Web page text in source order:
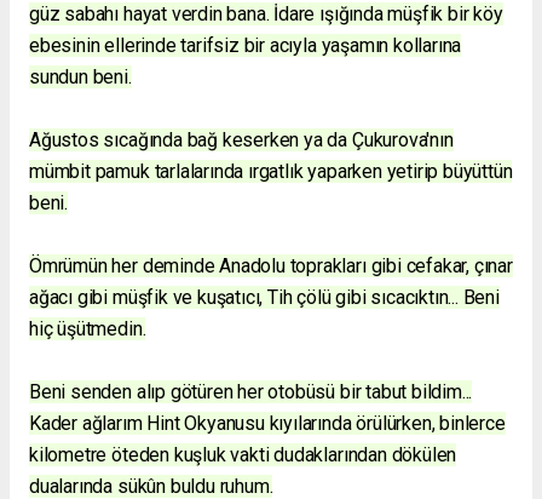
güz sabahı hayat verdin bana. İdare ışığında müşfik bir köy
ebesinin ellerinde tarifsiz bir acıyla yaşamın kollarına
sundun beni.
Ağustos sıcağında bağ keserken ya da Çukurova'nın
mümbit pamuk tarlalarında ırgatlık yaparken yetirip büyüttün
beni.
Ömrümün her deminde Anadolu toprakları gibi cefakar, çınar
ağacı gibi müşfik ve kuşatıcı, Tih çölü gibi sıcacıktın... Beni
hiç üşütmedin.
Beni senden alıp götüren her otobüsü bir tabut bildim...
Kader ağlarım Hint Okyanusu kıyılarında örülürken, binlerce
kilometre öteden kuşluk vakti dudaklarından dökülen
dualarında sükûn buldu ruhum.